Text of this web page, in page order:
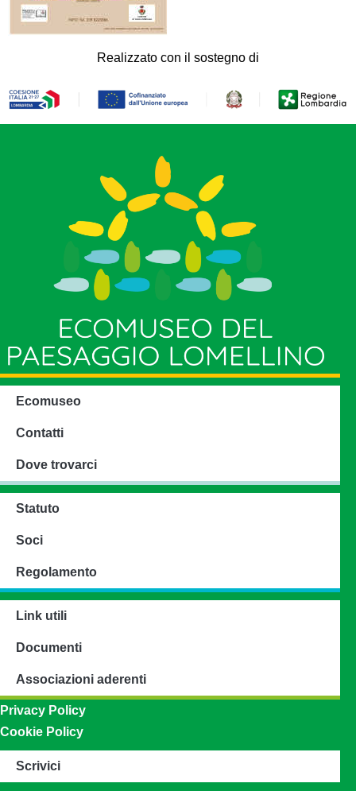
Realizzato con il sostegno di
Ecomuseo
Contatti
Dove trovarci
Statuto
Soci
Regolamento
Link utili
Documenti
Associazioni aderenti
Privacy Policy
Cookie Policy
Scrivici